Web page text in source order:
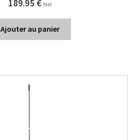
189.95 € Net
Ajouter au panier